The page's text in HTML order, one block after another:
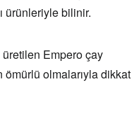
ürünleriyle bilinir.
Empero çay
ömürlü olmalarıyla dikkat